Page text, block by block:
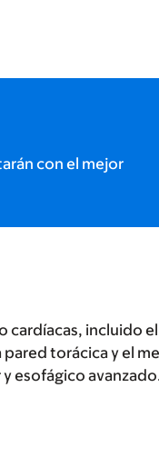
con el mejor
cardíacas, incluido
torácica y el
esofágico